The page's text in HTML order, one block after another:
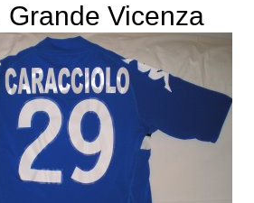
Grande Vicenza